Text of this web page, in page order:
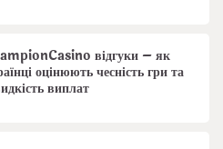
відгуки – як
оцінюють чесність гри та
виплат